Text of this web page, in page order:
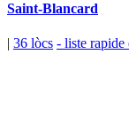
Saint-Blancard
| 36 lòcs - liste rapide